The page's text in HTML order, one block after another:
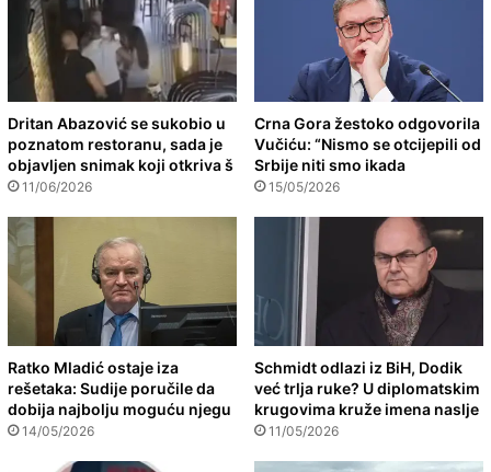
Dritan Abazović se sukobio u
poznatom restoranu, sada je
objavljen snimak koji otkriva š
11/06/2026
Crna Gora žestoko odgovorila
Vučiću: “Nismo se otcijepili od
Srbije niti smo ikada
15/05/2026
Ratko Mladić ostaje iza
rešetaka: Sudije poručile da
dobija najbolju moguću njegu
14/05/2026
Schmidt odlazi iz BiH, Dodik
već trlja ruke? U diplomatskim
krugovima kruže imena naslje
11/05/2026